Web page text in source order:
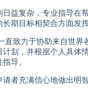
日益复杂，专业指导在
期目标相契合方面发
直致力于协助来自世界
划，并根据个人具体
导。
者充满信心地做出明智